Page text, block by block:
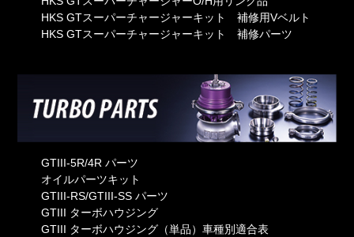
HKS GTスーパーチャージャーキット 補修用Vベルト
HKS GTスーパーチャージャーキット 補修パーツ
GTIII-5R/4R パーツ
オイルパーツキット
GTIII-RS/GTIII-SS パーツ
GTIII ターボハウジング
GTIII ターボハウジング（単品）車種別適合表